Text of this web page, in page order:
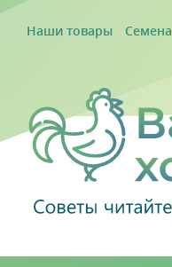
Наши товары Семена